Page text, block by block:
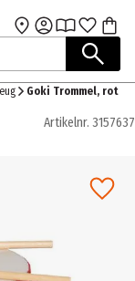
Goki Trommel, rot
Artikelnr. 3157637